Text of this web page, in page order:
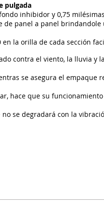
pulgada
inhibidor y 0,75
panel a panel brindandole
en la orilla de cada sección
contra el viento, la lluvia y
se asegura el empaque
hace que su
se degradará con la